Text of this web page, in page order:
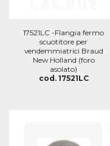
17521LC -Flangia fermo
scuotitore per
vendemmiatrici Braud
New Holland (foro
asolato)
cod. 17521LC